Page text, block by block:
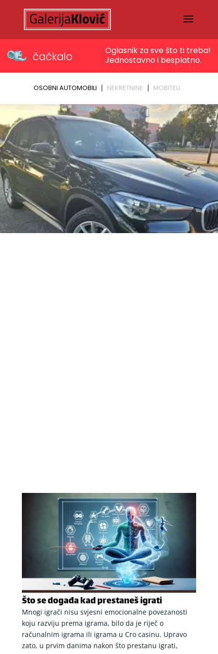
Što se događa kad prestaneš igrati
Mnogi igrači nisu svjesni emocionalne povezanosti
koju razviju prema igrama, bilo da je riječ o
računalnim igrama ili igrama u Cro casinu. Upravo
zato, u prvim danima nakon što prestanu igrati,